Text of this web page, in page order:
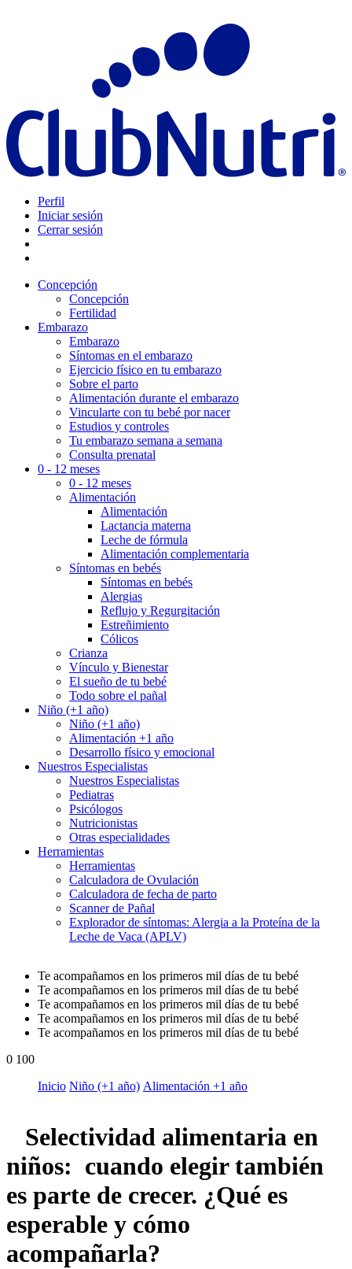
Perfil
Iniciar sesión
Cerrar sesión
Concepción
Concepción
Fertilidad
Embarazo
Embarazo
Síntomas en el embarazo
Ejercicio físico en tu embarazo
Sobre el parto
Alimentación durante el embarazo
Vincularte con tu bebé por nacer
Estudios y controles
Tu embarazo semana a semana
Consulta prenatal
0 - 12 meses
0 - 12 meses
Alimentación
Alimentación
Lactancia materna
Leche de fórmula
Alimentación complementaria
Síntomas en bebés
Síntomas en bebés
Alergias
Reflujo y Regurgitación
Estreñimiento
Cólicos
Crianza
Vínculo y Bienestar
El sueño de tu bebé
Todo sobre el pañal
Niño (+1 año)
Niño (+1 año)
Alimentación +1 año
Desarrollo físico y emocional
Nuestros Especialistas
Nuestros Especialistas
Pediatras
Psicólogos
Nutricionistas
Otras especialidades
Herramientas
Herramientas
Calculadora de Ovulación
Calculadora de fecha de parto
Scanner de Pañal
Explorador de síntomas: Alergia a la Proteína de la
Leche de Vaca (APLV)
Te acompañamos en los primeros mil días de tu bebé
Te acompañamos en los primeros mil días de tu bebé
Te acompañamos en los primeros mil días de tu bebé
Te acompañamos en los primeros mil días de tu bebé
Te acompañamos en los primeros mil días de tu bebé
0 100
Inicio Niño (+1 año) Alimentación +1 año
Selectividad alimentaria en
niños: cuando elegir también
es parte de crecer. ¿Qué es
esperable y cómo
acompañarla?